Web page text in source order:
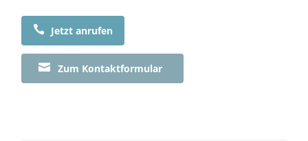
 Jetzt anrufen
 Zum Kontaktformular